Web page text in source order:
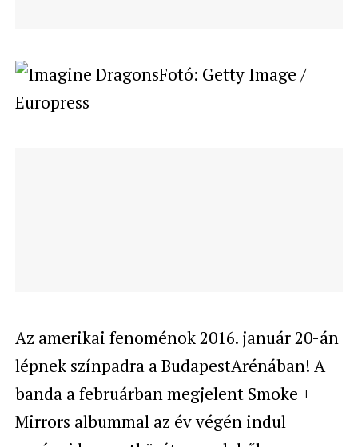
Fotó: Getty Image /
Europress
Az amerikai fenoménok 2016. január 20-án
lépnek színpadra a BudapestArénában! A
banda a februárban megjelent Smoke +
Mirrors albummal az év végén indul